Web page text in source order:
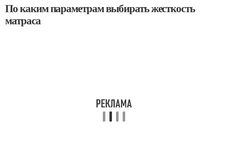
По каким параметрам выбирать жесткость
матраса